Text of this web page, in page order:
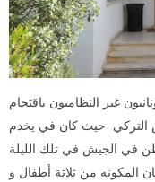
غير النظاميون باقتحام
التركي حيث كان في يخدم
المكونه من ثلاثة أطفال و